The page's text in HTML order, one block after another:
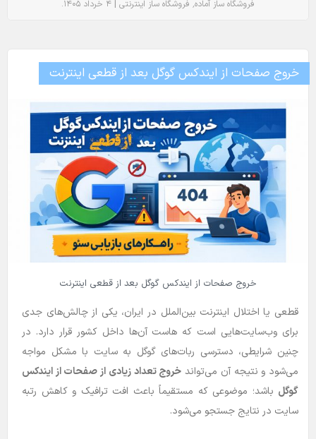
فروشگاه ساز آماده٬ فروشگاه ساز اینترنتی | ۴ خرداد ۱۴۰۵ .
خروج صفحات از ایندکس گوگل بعد از قطعی اینترنت
خروج صفحات از ایندکس گوگل بعد از قطعی اینترنت
قطعی یا اختلال اینترنت بین‌الملل در ایران، یکی از چالش‌های جدی
برای وب‌سایت‌هایی است که هاست آن‌ها داخل کشور قرار دارد. در
چنین شرایطی، دسترسی ربات‌های گوگل به سایت با مشکل مواجه
می‌شود و نتیجه آن می‌تواند خروج تعداد زیادی از صفحات از ایندکس
گوگل باشد؛ موضوعی که مستقیماً باعث افت ترافیک و کاهش رتبه
سایت در نتایج جستجو می‌شود.